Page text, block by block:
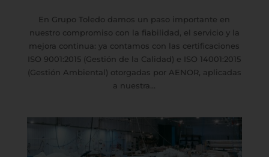
En Grupo Toledo damos un paso importante en
nuestro compromiso con la fiabilidad, el servicio y la
mejora continua: ya contamos con las certificaciones
ISO 9001:2015 (Gestión de la Calidad) e ISO 14001:2015
(Gestión Ambiental) otorgadas por AENOR, aplicadas
a nuestra...